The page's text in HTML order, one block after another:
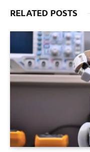
RELATED POSTS